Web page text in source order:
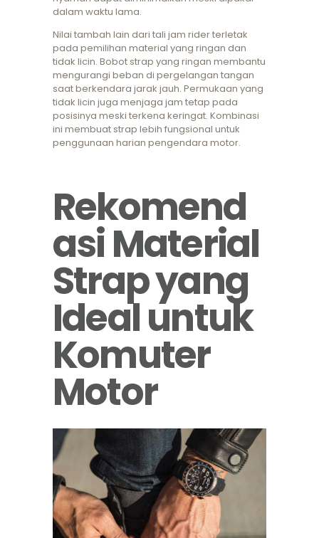
dalam waktu lama.
Nilai tambah lain dari tali jam rider terletak
pada pemilihan material yang ringan dan
tidak licin. Bobot strap yang ringan membantu
mengurangi beban di pergelangan tangan
saat berkendara jarak jauh. Permukaan yang
tidak licin juga menjaga jam tetap pada
posisinya meski terkena keringat. Kombinasi
ini membuat strap lebih fungsional untuk
penggunaan harian pengendara motor.
Rekomend
asi Material
Strap yang
Ideal untuk
Komuter
Motor